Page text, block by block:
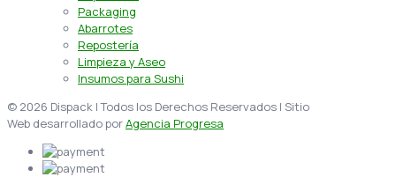
Packaging
Abarrotes
Repostería
Limpieza y Aseo
Insumos para Sushi
© 2026 Dispack | Todos los Derechos Reservados | Sitio
Web desarrollado porAgencia Progresa